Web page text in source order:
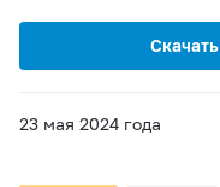
Скачать
23 мая 2024 года